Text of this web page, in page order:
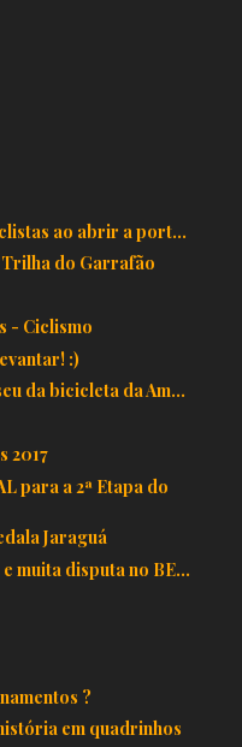
ao abrir a port...
Trilha do Garrafão
- Ciclismo
:)
da bicicleta da Am...
2017
para a 2ª Etapa do
Jaraguá
muita disputa no BE...
?
em quadrinhos